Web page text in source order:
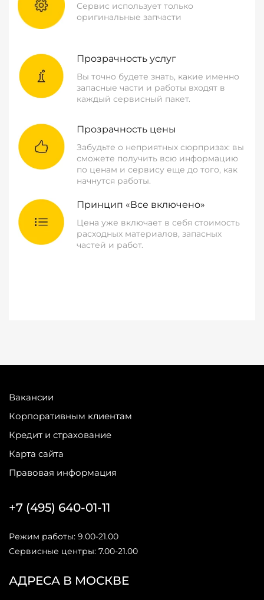
Сервис использует только
оригинальные запчасти
Прозрачность услуг
Вы точно будете знать, какие именно
запасные части и работы входят в
каждый сервисный пакет.
Прозрачность цены
Забудьте о неприятных сюрпризах: вы
сможете получить всю информацию
по ценам и сервису еще до того, как
начнутся работы.
Принцип «Все включено»
Цена уже включает в себя стоимость
расходных материалов, запасных
частей и работ.
Вакансии
Корпоративным клиентам
Кредит и страхование
Карта сайта
Правовая информация
АДРЕСА В МОСКВЕ
+7 (495) 640-01-11
Режим работы: 9.00-21.00
Сервисные центры: 7.00-21.00